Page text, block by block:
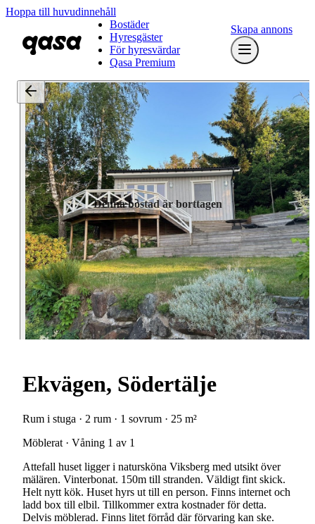
Hoppa till huvudinnehåll
Bostäder
Hyresgäster
För hyresvärdar
Qasa Premium
Skapa annons
Denna bostad är borttagen
Ekvägen, Södertälje
Rum i stuga · 2 rum · 1 sovrum · 25 m²
Möblerat · Våning 1 av 1
Attefall huset ligger i natursköna Viksberg med utsikt över
mälären. Vinterbonat. 150m till stranden. Väldigt fint skick.
Helt nytt kök. Huset hyrs ut till en person. Finns internet och
ladd box till elbil. Tillkommer extra kostnader för detta.
Delvis möblerad. Finns litet förråd där förvaring kan ske.